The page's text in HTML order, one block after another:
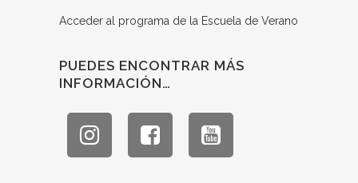
Acceder al programa de la Escuela de Verano
PUEDES ENCONTRAR MÁS
INFORMACIÓN…